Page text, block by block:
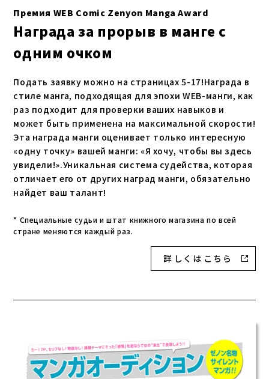
Премия WEB Comic Zenyon Manga Award
Награда за прорыв в манге с
одним очком
Подать заявку можно на страницах 5-17!Награда в
стиле манга, подходящая для эпохи WEB-манги, как
раз подходит для проверки ваших навыков и
может быть применена на максимальной скорости!
Эта награда манги оценивает только интересную
«одну точку» вашей манги: «Я хочу, чтобы вы здесь
увидели!».Уникальная система судейства, которая
отличает его от других наград манги, обязательно
найдет ваш талант!
* Специальные судьи и штат книжного магазина по всей
стране меняются каждый раз.
詳 し く は こ ち ら